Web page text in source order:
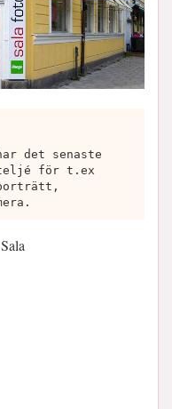
det senaste
för t.ex